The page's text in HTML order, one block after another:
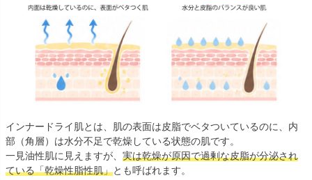
インナードライ肌とは、肌の表面は皮脂でベタついているのに、内
部（角層）は水分不足で乾燥している状態の肌です。
一見油性肌に見えますが、 実は乾燥が原因で過剰な皮脂が分泌され
ている「乾燥性脂性肌」とも呼ばれます。